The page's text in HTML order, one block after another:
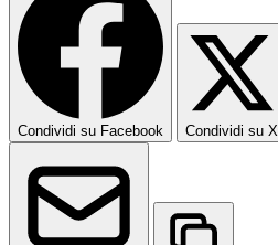
Condividi su Facebook Condividi su X